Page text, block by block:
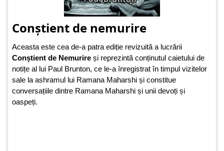
Conștient de nemurire
Aceasta este cea de-a patra ediție revizuită a lucrării
Conștient de Nemurire și reprezintă conținutul caietului de
notițe al lui Paul Brunton, ce le-a înregistrat în timpul vizitelor
sale la ashramul lui Ramana Maharshi și constitue
conversațiile dintre Ramana Maharshi și unii devoți și
oaspeți.